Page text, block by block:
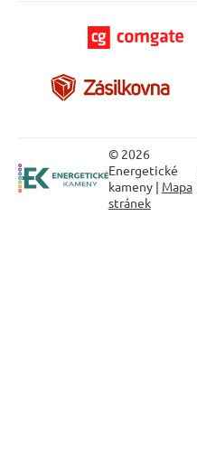
© 2026
Energetické
kameny | Mapa
stránek